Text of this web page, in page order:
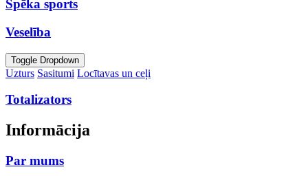
Spēka sports
Veselība
Toggle Dropdown
Uzturs Sasitumi Locītavas un ceļi
Totalizators
Informācija
Par mums